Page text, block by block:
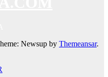
Newsup by Themeansar.